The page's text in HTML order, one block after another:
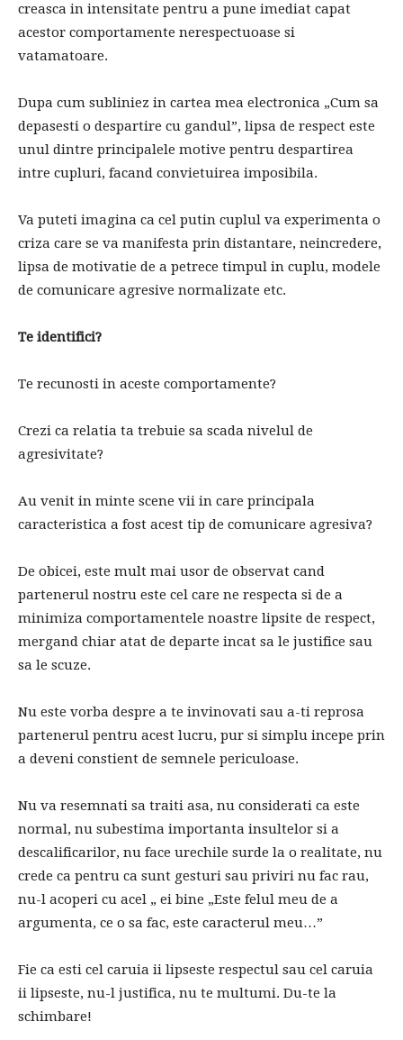
creasca in intensitate pentru a pune imediat capat
acestor comportamente nerespectuoase si
vatamatoare.
Dupa cum subliniez in cartea mea electronica „Cum sa
depasesti o despartire cu gandul”, lipsa de respect este
unul dintre principalele motive pentru despartirea
intre cupluri, facand convietuirea imposibila.
Va puteti imagina ca cel putin cuplul va experimenta o
criza care se va manifesta prin distantare, neincredere,
lipsa de motivatie de a petrece timpul in cuplu, modele
de comunicare agresive normalizate etc.
Te identifici?
Te recunosti in aceste comportamente?
Crezi ca relatia ta trebuie sa scada nivelul de
agresivitate?
Au venit in minte scene vii in care principala
caracteristica a fost acest tip de comunicare agresiva?
De obicei, este mult mai usor de observat cand
partenerul nostru este cel care ne respecta si de a
minimiza comportamentele noastre lipsite de respect,
mergand chiar atat de departe incat sa le justifice sau
sa le scuze.
Nu este vorba despre a te invinovati sau a-ti reprosa
partenerul pentru acest lucru, pur si simplu incepe prin
a deveni constient de semnele periculoase.
Nu va resemnati sa traiti asa, nu considerati ca este
normal, nu subestima importanta insultelor si a
descalificarilor, nu face urechile surde la o realitate, nu
crede ca pentru ca sunt gesturi sau priviri nu fac rau,
nu-l acoperi cu acel „ ei bine „Este felul meu de a
argumenta, ce o sa fac, este caracterul meu…”
Fie ca esti cel caruia ii lipseste respectul sau cel caruia
ii lipseste, nu-l justifica, nu te multumi. Du-te la
schimbare!